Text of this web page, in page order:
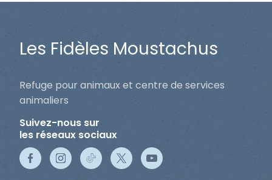
Les Fidèles Moustachus
Refuge pour animaux et centre de services
animaliers
Suivez-nous sur
les réseaux sociaux